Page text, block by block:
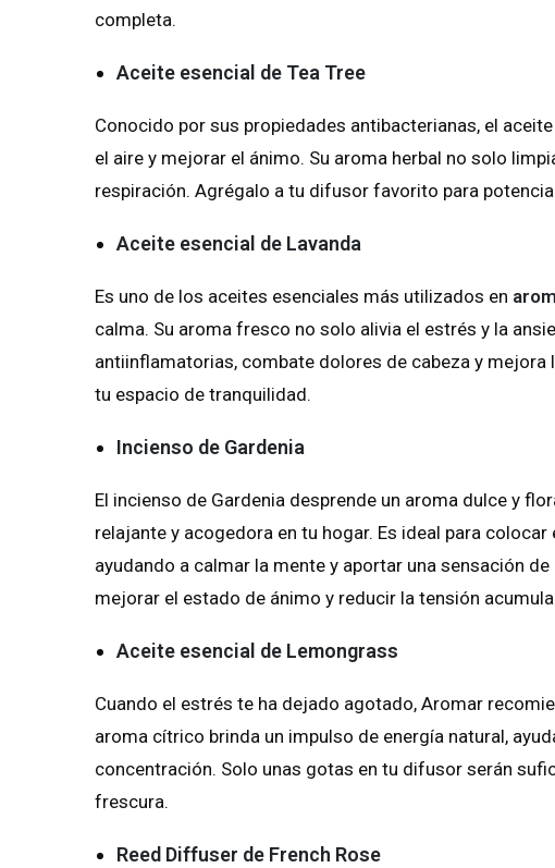
completa.
Aceite esencial de Tea Tree
Conocido por sus propiedades antibacterianas, el
el aire y mejorar el ánimo. Su aroma herbal no solo
respiración. Agrégalo a tu difusor favorito para
Aceite esencial de Lavanda
Es uno de los aceites esenciales más utilizados en
calma. Su aroma fresco no solo alivia el estrés y la
antiinflamatorias, combate dolores de cabeza y mejora
tu espacio de tranquilidad.
Incienso de Gardenia
El incienso de Gardenia desprende un aroma dulce y
relajante y acogedora en tu hogar. Es ideal para
ayudando a calmar la mente y aportar una sensación
mejorar el estado de ánimo y reducir la tensión
Aceite esencial de Lemongrass
Cuando el estrés te ha dejado agotado, Aromar
aroma cítrico brinda un impulso de energía natural,
concentración. Solo unas gotas en tu difusor serán
frescura.
Reed Diffuser de French Rose